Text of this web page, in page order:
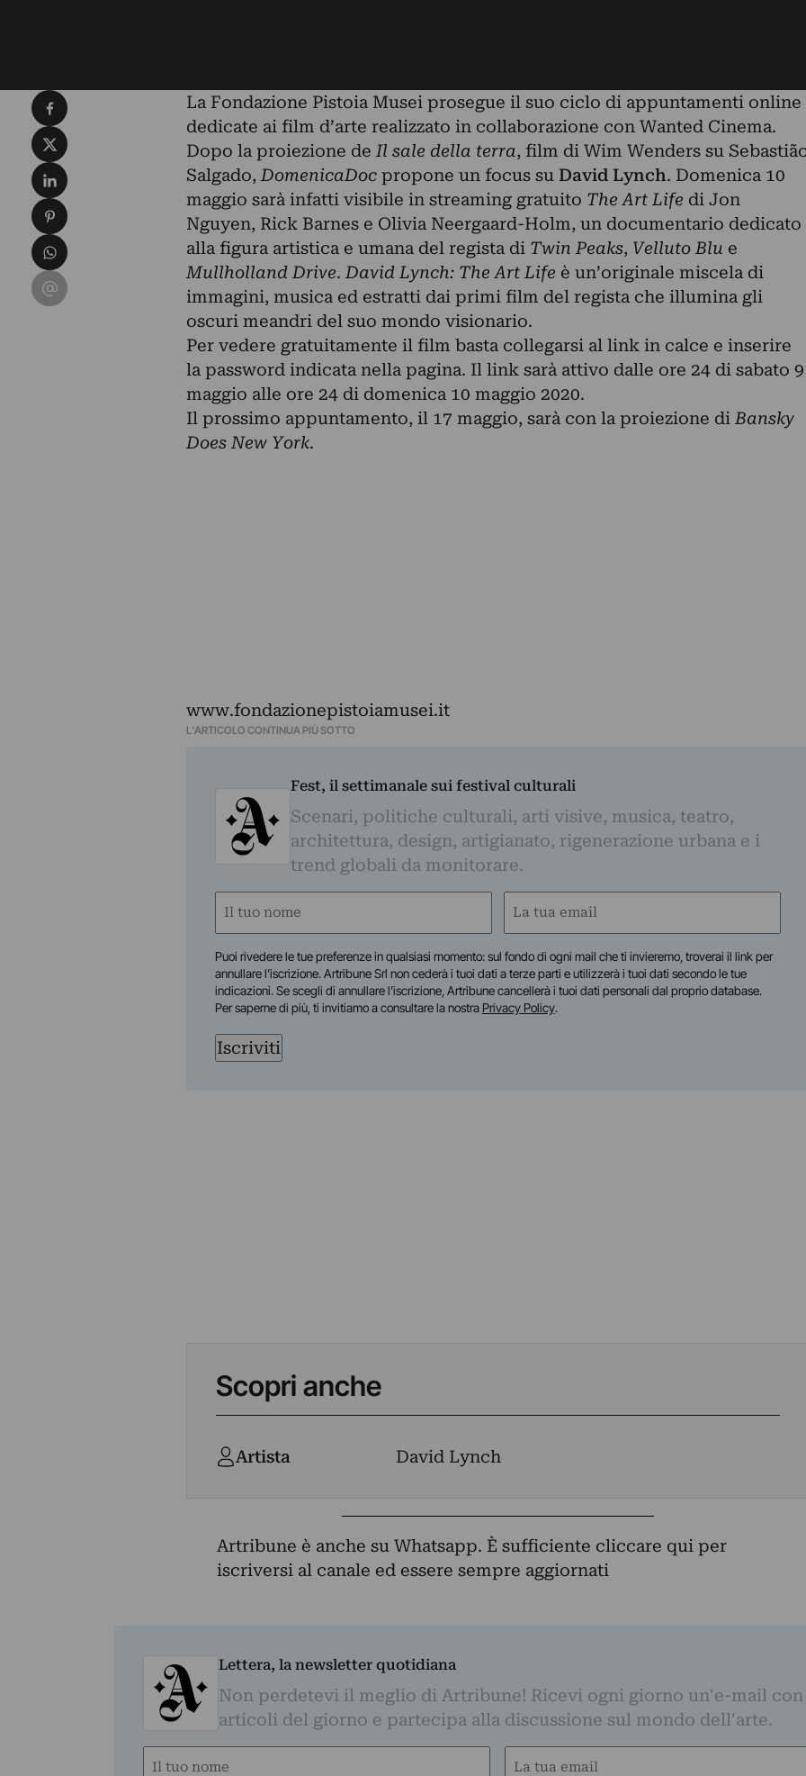
La Fondazione Pistoia Musei prosegue il suo ciclo di appuntamenti online
dedicate ai film d’arte realizzato in collaborazione con Wanted Cinema.
Dopo la proiezione de Il sale della terra, film di Wim Wenders su
Salgado, DomenicaDocpropone un focus su David Lynch. Domenica 10
maggio sarà infatti visibile in streaming gratuito The Art Life di Jon
Nguyen, Rick Barnes e Olivia Neergaard-Holm, un documentario dedicato
alla figura artistica e umana del regista diTwin Peaks, Velluto Blu e
Mullholland Drive. David Lynch: The Art Life è un’originale miscela di
immagini, musica ed estratti dai primi film del regista che illumina gli
oscuri meandri del suo mondo visionario.
Per vedere gratuitamente il film basta collegarsi al link in calce e inserire
la password indicata nella pagina. Il link sarà attivo dalle ore 24 di sabato 9
maggio alle ore 24 di domenica 10 maggio 2020.
Il prossimo appuntamento, il 17 maggio, sarà con la proiezione di Bansky
Does New York.
www.fondazionepistoiamusei.it
L'ARTICOLO CONTINUA PIÙ SOTTO
Fest, il settimanale sui festival culturali
Scenari, politiche culturali, arti visive, musica, teatro,
architettura, design, artigianato, rigenerazione urbana e i
trend globali da monitorare.
Nome
Email
Puoi rivedere le tue preferenze in qualsiasi momento: sul fondo di ogni mail che ti invieremo, troverai il link per
annullare l’iscrizione. Artribune Srl non cederà i tuoi dati a terze parti e utilizzerà i tuoi dati secondo le tue
indicazioni. Se scegli di annullare l’iscrizione, Artribune cancellerà i tuoi dati personali dal proprio database.
Per saperne di più, ti invitiamo a consultare la nostra Privacy Policy.
Iscriviti
Scopri anche
Artista David Lynch
Artribune è anche su Whatsapp. È sufficiente cliccare qui per
iscriversi al canale ed essere sempre aggiornati
Lettera, la newsletter quotidiana
Non perdetevi il meglio di Artribune! Ricevi ogni giorno un'e-mail
articoli del giorno e partecipa alla discussione sul mondo dell'arte.
Nome
Email
Condividi su Facebook
Condividi su X
Condividi su LinkedIn
Condividi su Pinterest
Condividi su WhatsApp
Condividi su Email